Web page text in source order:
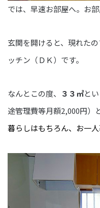
では、早速お部屋へ。お
玄関を開けると、現れた
ッチン（ＤＫ）です。
なんとこの度、 ３３㎡と
途管理費等月額2,000円）
暮らしはもちろん、お一